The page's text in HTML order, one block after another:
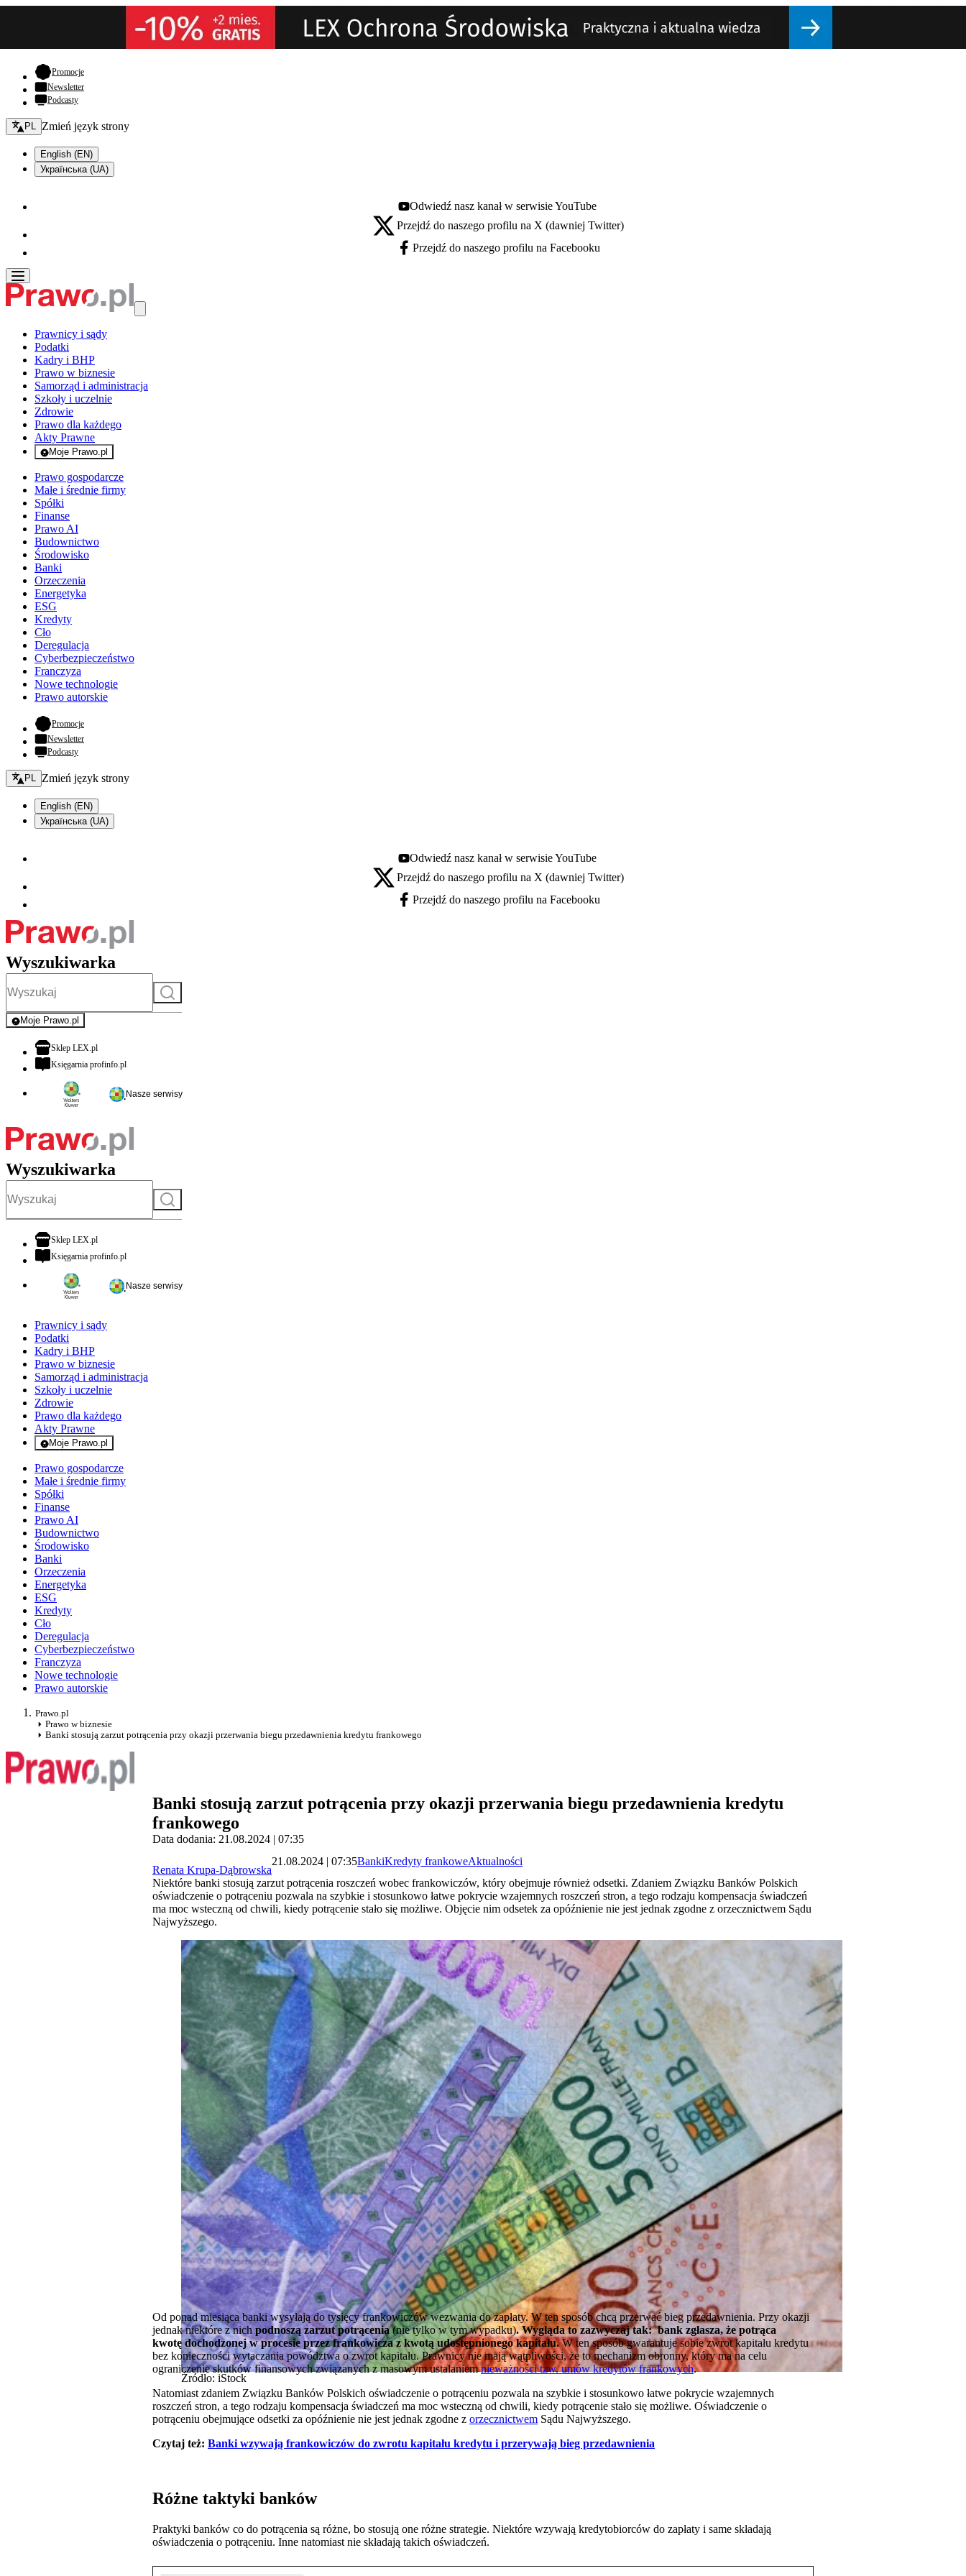
Promocje- otwiera się w nowej karcie
Newsletter
Podcasty
Zmień język - bieżący:
PL Zmień język strony
English (EN)
Українська (UA)
Youtube - otwiera się w nowej karcie
Odwiedź nasz kanał w serwisie YouTube
X - otwiera się w nowej karcie
Przejdź do naszego profilu na X (dawniej Twitter)
Facebook - otwiera się w nowej karcie
Przejdź do naszego profilu na Facebooku
Prawnicy i sądy
Podatki
Kadry i BHP
Prawo w biznesie
Samorząd i administracja
Szkoły i uczelnie
Zdrowie
Prawo dla każdego
Akty Prawne
Moje Prawo.pl
- rejestracja i logowanie do serwisu
Prawo gospodarcze
Małe i średnie firmy
Spółki
Finanse
Prawo AI
Budownictwo
Środowisko
Banki
Orzeczenia
Energetyka
ESG
Kredyty
Cło
Deregulacja
Cyberbezpieczeństwo
Franczyza
Nowe technologie
Prawo autorskie
Promocje- otwiera się w nowej karcie
Newsletter
Podcasty
Zmień język - bieżący:
PL Zmień język strony
English (EN)
Українська (UA)
Youtube - otwiera się w nowej karcie
Odwiedź nasz kanał w serwisie YouTube
X - otwiera się w nowej karcie
Przejdź do naszego profilu na X (dawniej Twitter)
Facebook - otwiera się w nowej karcie
Przejdź do naszego profilu na Facebooku
Wyszukiwarka
Szukaj
Moje Prawo.pl
- rejestracja i logowanie do serwisu
Sklep LEX.plotwiera się w nowej karcie
Księgarnia profinfo.plotwiera się w nowej karcie
Nasze serwisy
Wyszukiwarka
Szukaj
Sklep LEX.plotwiera się w nowej karcie
Księgarnia profinfo.plotwiera się w nowej karcie
Nasze serwisy
Prawnicy i sądy
Podatki
Kadry i BHP
Prawo w biznesie
Samorząd i administracja
Szkoły i uczelnie
Zdrowie
Prawo dla każdego
Akty Prawne
Moje Prawo.pl
- rejestracja i logowanie do serwisu
Prawo gospodarcze
Małe i średnie firmy
Spółki
Finanse
Prawo AI
Budownictwo
Środowisko
Banki
Orzeczenia
Energetyka
ESG
Kredyty
Cło
Deregulacja
Cyberbezpieczeństwo
Franczyza
Nowe technologie
Prawo autorskie
Prawo.pl
Prawo w biznesie
Banki stosują zarzut potrącenia przy okazji przerwania biegu przedawnienia kredytu frankowego
Banki stosują zarzut potrącenia przy okazji przerwania biegu przedawnienia kredytu
frankowego
Data dodania: 21.08.2024 | 07:35
Renata Krupa-Dąbrowska
21.08.2024 | 07:35BankiKredyty frankoweAktualności
Niektóre banki stosują zarzut potrącenia roszczeń wobec frankowiczów, który obejmuje również odsetki. Zdaniem Związku Banków Polskich
oświadczenie o potrąceniu pozwala na szybkie i stosunkowo łatwe pokrycie wzajemnych roszczeń stron, a tego rodzaju kompensacja świadczeń
ma moc wsteczną od chwili, kiedy potrącenie stało się możliwe. Objęcie nim odsetek za opóźnienie nie jest jednak zgodne z orzecznictwem Sądu
Najwyższego.
Źródło: iStock
Od ponad miesiąca banki wysyłają do tysięcy frankowiczów wezwania do zapłaty. W ten sposób chcą przerwać bieg przedawnienia. Przy okazji
jednak niektóre z nichpodnoszą zarzut potrącenia(nie tylko w tym wypadku). Wygląda to zazwyczaj tak: bank zgłasza, że potrąca
kwotę dochodzonej w procesie przez frankowicza z kwotą udostępnionego kapitału.W ten sposób gwarantuje sobie zwrot kapitału kredytu
bez konieczności wytaczania powództwa o zwrot kapitału. Prawnicy nie mają wątpliwości, że to mechanizm obronny, który ma na celu
ograniczenie skutków finansowych związanych z masowym ustalaniemnieważności tzw. umów kredytów frankowych.
Natomiast zdaniem Związku Banków Polskich oświadczenie o potrąceniu pozwala na szybkie i stosunkowo łatwe pokrycie wzajemnych
roszczeń stron, a tego rodzaju kompensacja świadczeń ma moc wsteczną od chwili, kiedy potrącenie stało się możliwe. Oświadczenie o
potrąceniu obejmujące odsetki za opóźnienie nie jest jednak zgodne z orzecznictwem Sądu Najwyższego.
Czytaj też: Banki wzywają frankowiczów do zwrotu kapitału kredytu i przerywają bieg przedawnienia
Różne taktyki banków
Praktyki banków co do potrącenia są różne, bo stosują one różne strategie. Niektóre wzywają kredytobiorców do zapłaty i same składają
oświadczenia o potrąceniu. Inne natomiast nie składają takich oświadczeń.